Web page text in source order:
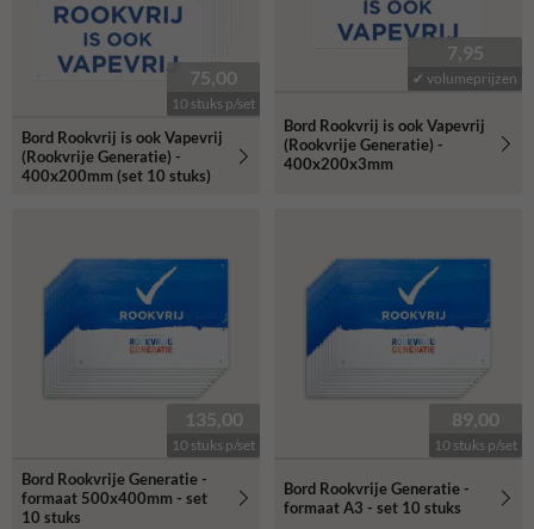
75,00
10 stuks p/set
Bord Rookvrij is ook Vapevrij
(Rookvrije Generatie) -
400x200mm (set 10 stuks)
7,95
✔ volumeprijzen
Bord Rookvrij is ook Vapevrij
(Rookvrije Generatie) -
400x200x3mm
135,00
10 stuks p/set
Bord Rookvrije Generatie -
formaat 500x400mm - set
10 stuks
89,00
10 stuks p/set
Bord Rookvrije Generatie -
formaat A3 - set 10 stuks